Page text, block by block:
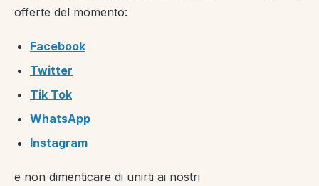
offerte del momento:
Facebook
Twitter
Tik Tok
WhatsApp
Instagram
e non dimenticare di unirti ai nostri